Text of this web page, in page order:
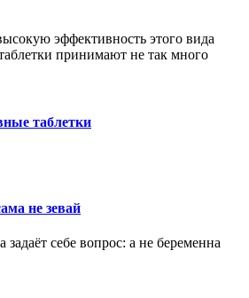
эффективность этого вида
принимают не так много
таблетки
не зевай
себе вопрос: а не беременна